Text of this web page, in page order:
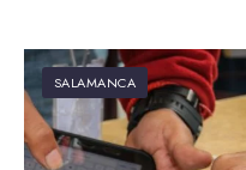
SALAMANCA